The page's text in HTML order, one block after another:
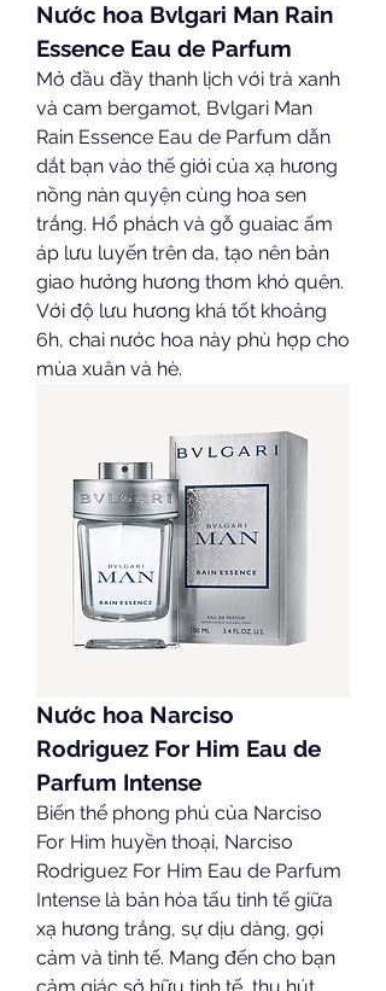
Nước hoa Bvlgari Man Rain
Essence Eau de Parfum
Mở đầu đầy thanh lịch với trà xanh
và cam bergamot, Bvlgari Man
Rain Essence Eau de Parfum dẫn
dắt bạn vào thế giới của xạ hương
nồng nàn quyện cùng hoa sen
trắng. Hổ phách và gỗ guaiac ấm
áp lưu luyến trên da, tạo nên bản
giao hưởng hương thơm khó quên.
Với độ lưu hương khá tốt khoảng
6h, chai nước hoa này phù hợp cho
mùa xuân và hè.
Nước hoa Narciso
Rodriguez For Him Eau de
Parfum Intense
Biến thể phong phú của Narciso
For Him huyền thoại, Narciso
Rodriguez For Him Eau de Parfum
Intense là bản hòa tấu tinh tế giữa
xạ hương trắng, sự dịu dàng, gợi
cảm và tinh tế. Mang đến cho bạn